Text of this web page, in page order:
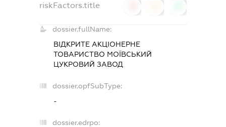
riskFactors.title
dossier.fullName:
ВІДКРИТЕ АКЦІОНЕРНЕ
ТОВАРИСТВО МОЇВСЬКИЙ
ЦУКРОВИЙ ЗАВОД
dossier.opfSubType:
-
dossier.edrpo: